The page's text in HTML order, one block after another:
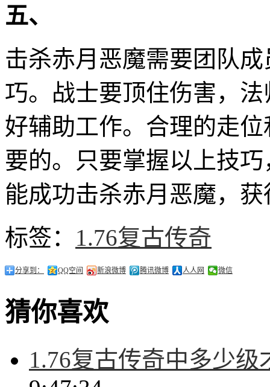
五、
击杀赤月恶魔需要团队
巧。战士要顶住伤害，
好辅助工作。合理的走
要的。只要掌握以上技
能成功击杀赤月恶魔，
标签： 1.76复古传奇
分享到： QQ空间 新浪微博 腾讯微博 人人网 微信
猜你喜欢
1.76复古传奇中多少